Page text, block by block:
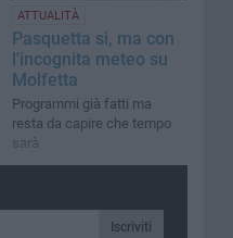
ATTUALITÀ
Pasquetta sì, ma con
l'incognita meteo su
Molfetta
Programmi già fatti ma
resta da capire che tempo
sarà
Iscriviti